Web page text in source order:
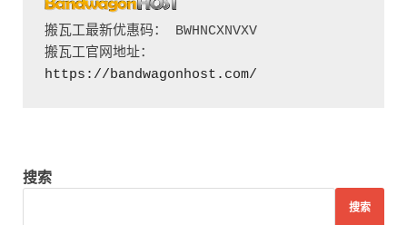
搬瓦工最新优惠码： BWHNCXNVXV
搬瓦工官网地址：
https://bandwagonhost.com/
搜索
搜索